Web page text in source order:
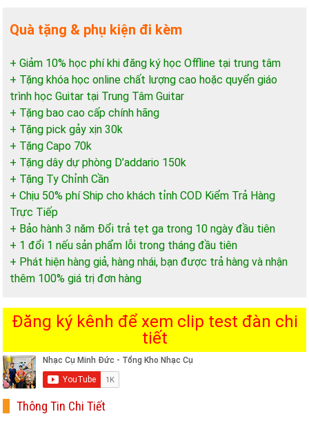
Quà tặng & phụ kiện đi kèm
+ Giảm 10% học phí khi đăng ký học Offline tại trung tâm
+ Tặng khóa học online chất lượng cao hoặc quyển giáo
trình học Guitar tại Trung Tâm Guitar
+ Tặng bao cao cấp chính hãng
+ Tặng pick gảy xịn 30k
+ Tặng Capo 70k
+ Tặng dây dự phòng D’addario 150k
+ Tặng Ty Chỉnh Cần
+ Chịu 50% phí Ship cho khách tỉnh COD Kiểm Trả Hàng
Trực Tiếp
+ Bảo hành 3 năm Đổi trả tẹt ga trong 10 ngày đầu tiên
+ 1 đổi 1 nếu sản phẩm lỗi trong tháng đầu tiên
+ Phát hiện hàng giả, hàng nhái, bạn được trả hàng và nhận
thêm 100% giá trị đơn hàng
Đăng ký kênh để xem clip test đàn chi
tiết
Thông Tin Chi Tiết